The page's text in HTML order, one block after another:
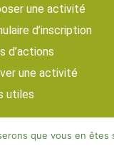
une activité
d’inscription
d’actions
une activité
utiles
que vous en êtes